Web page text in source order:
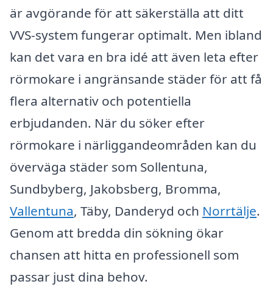
är avgörande för att säkerställa att ditt
VVS-system fungerar optimalt. Men ibland
kan det vara en bra idé att även leta efter
rörmokare i angränsande städer för att få
flera alternativ och potentiella
erbjudanden. När du söker efter
rörmokare i närliggandeområden kan du
överväga städer som Sollentuna,
Sundbyberg, Jakobsberg, Bromma,
Vallentuna, Täby, Danderyd och Norrtälje.
Genom att bredda din sökning ökar
chansen att hitta en professionell som
passar just dina behov.